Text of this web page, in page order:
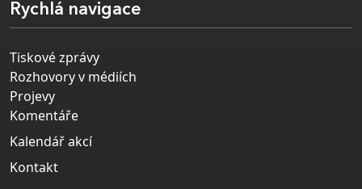
Rychlá navigace
Tiskové zprávy
Rozhovory v médiích
Projevy
Komentáře
Kalendář akcí
Kontakt